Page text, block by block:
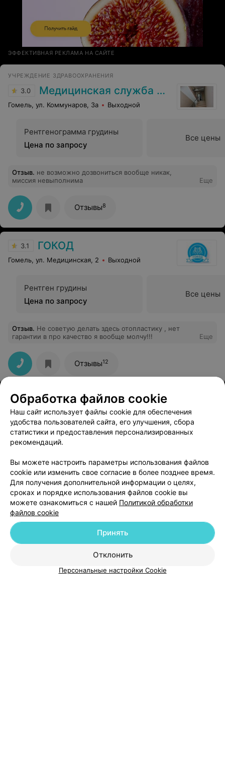
ЭФФЕКТИВНАЯ РЕКЛАМА НА САЙТЕ
УЧРЕЖДЕНИЕ ЗДРАВООХРАНЕНИЯ
3.0 Медицинская служба ДФиТ МВД по Гомельской области
Гомель, ул. Коммунаров, 3а Выходной
Рентгенограмма грудины
Цена по запросу
Все цены
Отзыв. не возможно дозвониться вообще никак,
миссия невыполнима
Еще
Отзывы8
3.1 ГОКОД
Гомель, ул. Медицинская, 2 Выходной
Рентген грудины
Цена по запросу
Все цены
Отзыв. Не советую делать здесь отопластику , нет
гарантии в про качество я вообще молчу!!!
Еще
Отзывы12
Добавить специалиста
Обработка файлов cookie
Наш сайт использует файлы cookie для обеспечения
удобства пользователей сайта, его улучшения, сбора
статистики и предоставления персонализированных
рекомендаций.
Вы можете настроить параметры использования файлов
cookie или изменить свое согласие в более позднее время.
Для получения дополнительной информации о целях,
сроках и порядке использования файлов cookie вы
можете ознакомиться с нашей Политикой обработки
файлов cookie
Отклонить
Принять
Персональные настройки Cookie